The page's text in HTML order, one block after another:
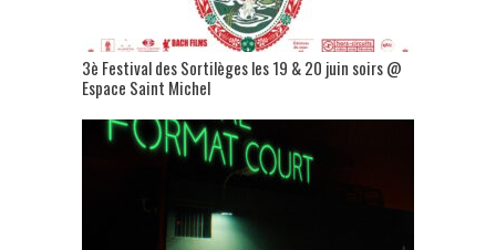
3è Festival des Sortilèges les 19 & 20 juin soirs @
Espace Saint Michel